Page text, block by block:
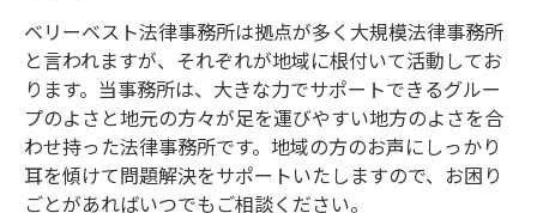
ベリーベスト法律事務所は拠点が多く大規模法律事務所
と言われますが、それぞれが地域に根付いて活動してお
ります。当事務所は、大きな力でサポートできるグルー
プのよさと地元の方々が足を運びやすい地方のよさを合
わせ持った法律事務所です。地域の方のお声にしっかり
耳を傾けて問題解決をサポートいたしますので、お困り
ごとがあればいつでもご相談ください。